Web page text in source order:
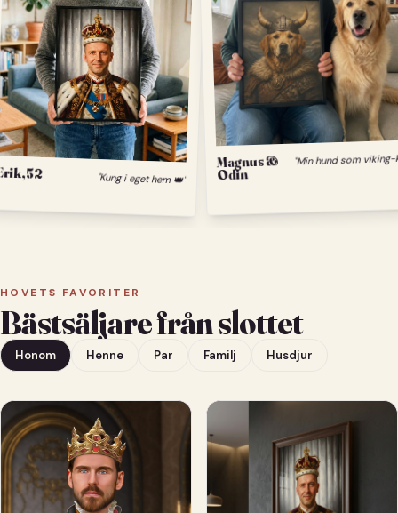
52 "Kung i eget hem 👑"
Magnus &
Odin
HOVETS FAVORITER
Bästsäljare från slottet
Honom Henne Par Familj Husdjur